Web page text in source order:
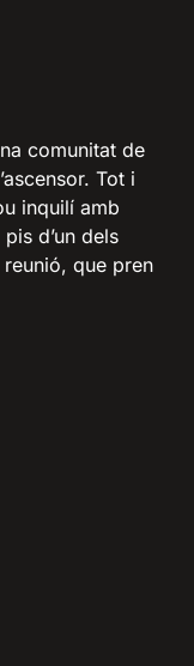
comunitat de
Tot i
inquilí amb
d’un dels
que pren